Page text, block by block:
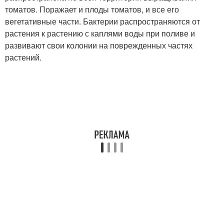
томатов. Поражает и плоды томатов, и все его
вегетативные части. Бактерии распространяются от
растения к растению с каплями воды при поливе и
развивают свои колонии на поврежденных частях
растений.